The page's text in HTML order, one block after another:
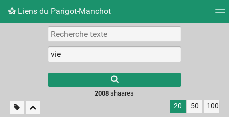
Liens du Parigot-Manchot
Nuage de tags Mur d'images
2008 shaares
20 50 100